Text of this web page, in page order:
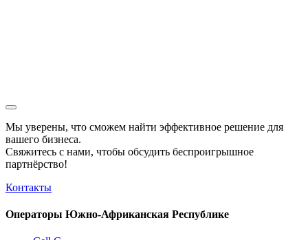
Мы уверены, что сможем найти эффективное решение для
вашего бизнеса.
Свяжитесь с нами, чтобы обсудить беспроигрышное
партнёрство!
Контакты
Операторы Южно-Африканская Республике